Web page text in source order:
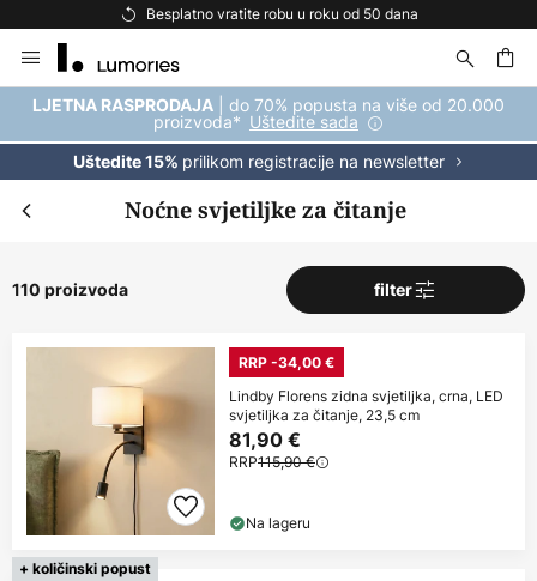
Besplatna dostava za kupnju iznad 69 €
to
Content
LJETNA RASPRODAJA | do 70% popusta na više od 20.000
proizvoda* Uštedite sada
Uštedite 15% prilikom registracije na newsletter
Noćne svjetiljke za čitanje
110 proizvoda filter
RRP -34,00 €
Lindby Florens zidna svjetiljka, crna, LED
svjetiljka za čitanje, 23,5 cm
81,90 €
RRP115,90 €
Na lageru
+ količinski popust